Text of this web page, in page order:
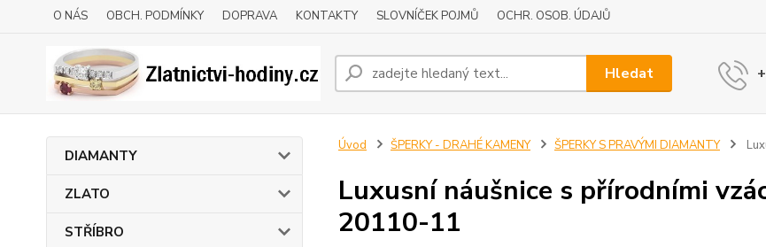
O NÁS OBCH. PODMÍNKY DOPRAVA KONTAKTY SLOVNÍČEK POJMŮ OCHR. OSOB. ÚDAJŮ
Hledat
DIAMANTY
ZLATO
STŘÍBRO
Úvod ŠPERKY - DRAHÉ KAMENY ŠPERKY S PRAVÝMI DIAMANTY
Luxusní náušnice s přírodními
20110-11